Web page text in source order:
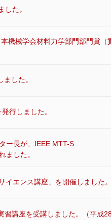
た。
機械学会材料力学部門部門賞（
した。
行しました。
ー長が、IEEE MTT-S
ました。
エンス講座」を開催しました。
習講座を受講しました。（平成